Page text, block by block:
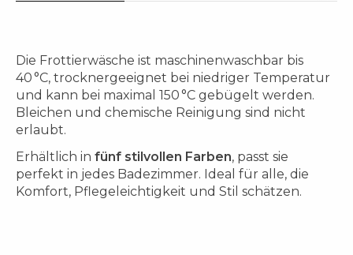
Die Frottierwäsche ist maschinenwaschbar bis
40 °C, trocknergeeignet bei niedriger Temperatur
und kann bei maximal 150 °C gebügelt werden.
Bleichen und chemische Reinigung sind nicht
erlaubt.
Erhältlich in fünf stilvollen Farben, passt sie
perfekt in jedes Badezimmer. Ideal für alle, die
Komfort, Pflegeleichtigkeit und Stil schätzen.